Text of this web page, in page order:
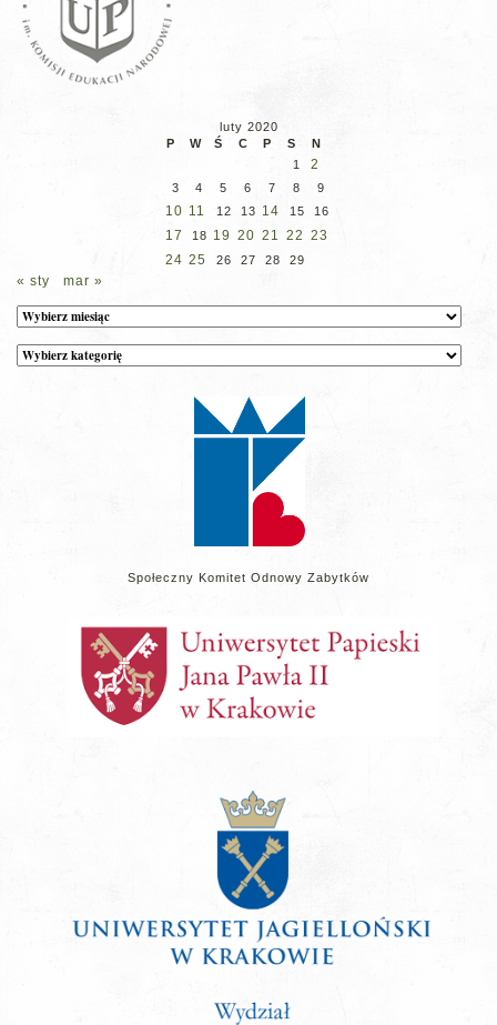
luty 2020
P
W Ś C P S
N
1
2
3 4 5 6 7 8 9
10 11 12 13 14 15 16
17 18 19 20 21 22 23
24 25 26 27 28 29
« sty mar »
Archiwum
Kategorie
wpisów
Społeczny Komitet Odnowy Zabytków